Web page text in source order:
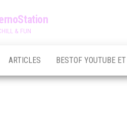
& FUN
ARTICLES BESTOF YOUTUBE ET